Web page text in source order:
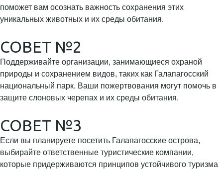
поможет вам осознать важность сохранения этих
уникальных животных и их среды обитания.
СОВЕТ №2
Поддерживайте организации, занимающиеся охраной
природы и сохранением видов, таких как Галапагосский
национальный парк. Ваши пожертвования могут помочь в
защите слоновых черепах и их среды обитания.
СОВЕТ №3
Если вы планируете посетить Галапагосские острова,
выбирайте ответственные туристические компании,
которые придерживаются принципов устойчивого туризма